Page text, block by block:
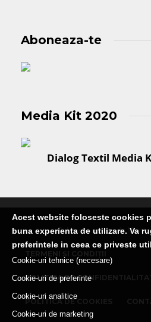
Aboneaza-te
Media Kit 2020
Dialog Textil Media
Publicatie editata de Martin
POLITICA DE
POLITICA DE COOKIES
Acest website foloseste cookies
buna experienta de utilizare. Va
preferintele in ceea ce priveste
Cookie-uri tehnice (necesare)
Cookie-uri de preferinte
Cookie-uri analitice
Cookie-uri de marketing